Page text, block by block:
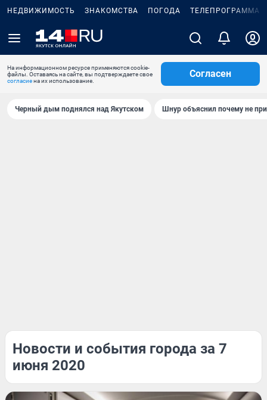
НЕДВИЖИМОСТЬ ЗНАКОМСТВА ПОГОДА ТЕЛЕПРОГРАММА
На информационном ресурсе применяются cookie-
файлы. Оставаясь на сайте, вы подтверждаете свое
согласиена их использование.
Согласен
Черный дым поднялся над Якутском Шнур объяснил почему не
Новости и события города за 7
июня 2020